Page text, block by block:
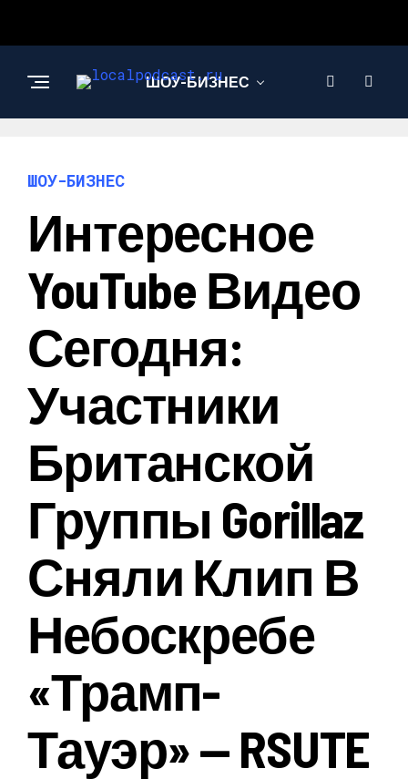
ШОУ-БИЗНЕС
ШОУ-БИЗНЕС
Интересное
YouTube Видео
Сегодня:
Участники
Британской
Группы Gorillaz
Сняли Клип В
Небоскребе
«Трамп-
Тауэр» — RSUTE